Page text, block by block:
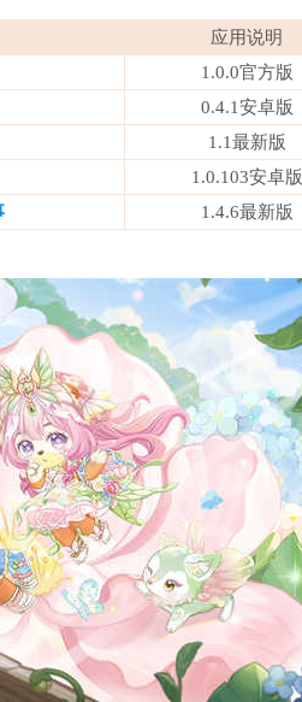
应用说明
1.0.0官方版
0.4.1安卓版
1.1最新版
1.0.103安卓版
1.4.6最新版